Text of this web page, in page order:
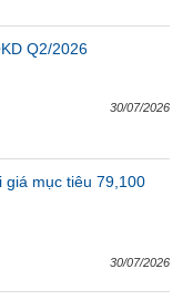
Q2/2026
30/07/2026
giá mục tiêu 79,100
30/07/2026